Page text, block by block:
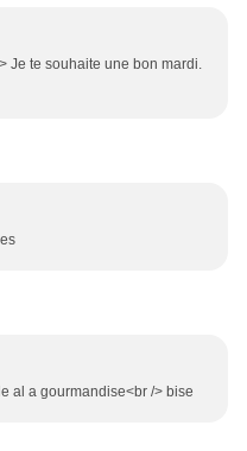
Je te souhaite une bon mardi.
al a gourmandise<br /> bise